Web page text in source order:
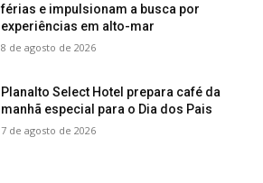
férias e impulsionam a busca por
experiências em alto-mar
8 de agosto de 2026
Planalto Select Hotel prepara café da
manhã especial para o Dia dos Pais
7 de agosto de 2026